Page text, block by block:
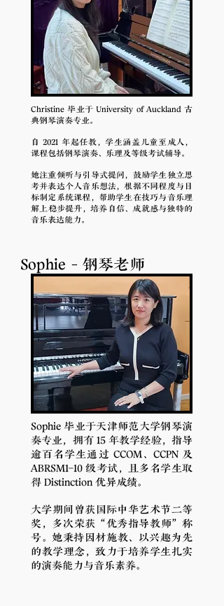
Christine 毕业于 University of Auckland 古
典钢琴演奏专业。
自 2021 年起任教，学生涵盖儿童至成人，
课程包括钢琴演奏、乐理及等级考试辅导。
她注重倾听与引导式提问，鼓励学生独立思
考并表达个人音乐想法，根据不同程度与目
标制定系统课程，帮助学生在技巧与音乐理
解上稳步提升，培养自信、成就感与独特的
音乐表达能力。
Sophie - 钢琴老师
Sophie 毕业于天津师范大学钢琴演
奏专业，拥有 15 年教学经验，指导
逾百名学生通过 CCOM、CCPN 及
ABRSM1–10 级考试，且多名学生取
得 Distinction 优异成绩。
大学期间曾获国际中华艺术节二等
奖，多次荣获“优秀指导教师”称
号。她秉持因材施教、以兴趣为先
的教学理念，致力于培养学生扎实
的演奏能力与音乐素养。